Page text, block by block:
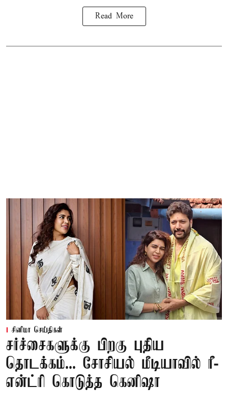
Read More
சினிமா செய்திகள்
சர்ச்சைகளுக்கு பிறகு புதிய
தொடக்கம்... சோசியல் மீடியாவில் ரீ-
என்ட்ரி கொடுத்த கெனிஷா